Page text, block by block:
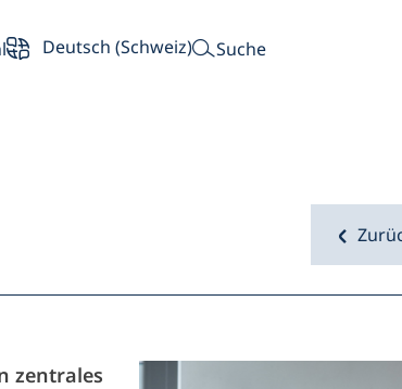
Deutsch (Schweiz) Suche
zentrales